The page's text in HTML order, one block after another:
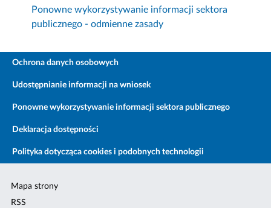
Ponowne wykorzystywanie informacji sektora
publicznego - odmienne zasady
Ochrona danych osobowych
Udostępnianie informacji na wniosek
Ponowne wykorzystywanie informacji sektora publicznego
Deklaracja dostępności
Polityka dotycząca cookies i podobnych technologii
Mapa strony
RSS